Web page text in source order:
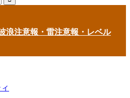
浪注意報・雷注意報・レベル